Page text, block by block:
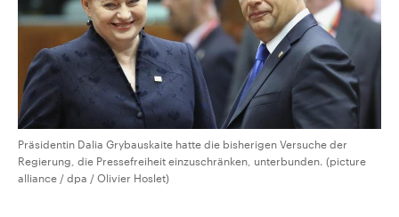
Präsidentin Dalia Grybauskaite hatte die bisherigen Versuche der
Regierung, die Pressefreiheit einzuschränken, unterbunden. (picture
alliance / dpa / Olivier Hoslet)